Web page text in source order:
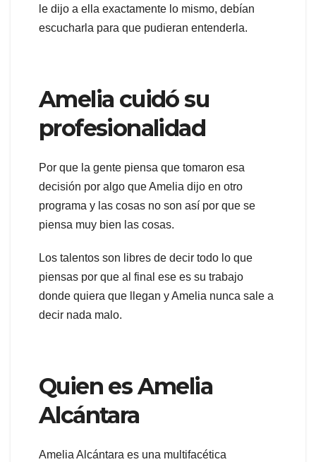
le dijo a ella exactamente lo mismo, debían
escucharla para que pudieran entenderla.
Amelia cuidó su
profesionalidad
Por que la gente piensa que tomaron esa
decisión por algo que Amelia dijo en otro
programa y las cosas no son así por que se
piensa muy bien las cosas.
Los talentos son libres de decir todo lo que
piensas por que al final ese es su trabajo
donde quiera que llegan y Amelia nunca sale a
decir nada malo.
Quien es Amelia
Alcántara
Amelia Alcántara es una multifacética